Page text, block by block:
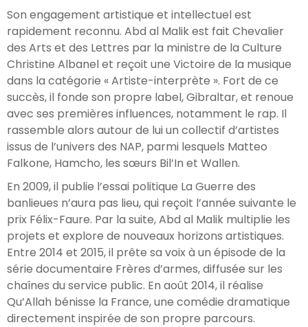
Son engagement artistique et intellectuel est
rapidement reconnu. Abd al Malik est fait Chevalier
des Arts et des Lettres par la ministre de la Culture
Christine Albanel et reçoit une Victoire de la musique
dans la catégorie « Artiste-interprète ». Fort de ce
succès, il fonde son propre label, Gibraltar, et renoue
avec ses premières influences, notamment le rap. Il
rassemble alors autour de lui un collectif d’artistes
issus de l’univers des NAP, parmi lesquels Matteo
Falkone, Hamcho, les sœurs Bil’In et Wallen.
En 2009, il publie l’essai politique La Guerre des
banlieues n’aura pas lieu, qui reçoit l’année suivante le
prix Félix-Faure. Par la suite, Abd al Malik multiplie les
projets et explore de nouveaux horizons artistiques.
Entre 2014 et 2015, il prête sa voix à un épisode de la
série documentaire Frères d’armes, diffusée sur les
chaînes du service public. En août 2014, il réalise
Qu’Allah bénisse la France, une comédie dramatique
directement inspirée de son propre parcours.